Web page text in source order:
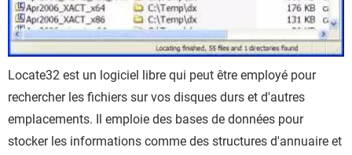
Locate32 est un logiciel libre qui peut être employé pour
rechercher les fichiers sur vos disques durs et d'autres
emplacements. Il emploie des bases de données pour
stocker les informations comme des structures d'annuaire et